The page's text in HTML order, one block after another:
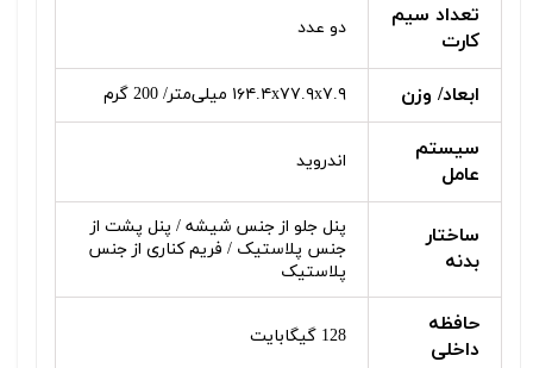
تعداد سیم
کارت
دو عدد
ابعاد/ وزن ۱۶۴.۴x۷۷.۹x۷.۹ میلی‌متر/ 200 گرم
سیستم
عامل
اندروید
ساختار
بدنه
پنل جلو از جنس شیشه / پنل پشت از
جنس پلاستیک / فریم کناری از جنس
پلاستیک
حافظه
داخلی
128 گیگابایت